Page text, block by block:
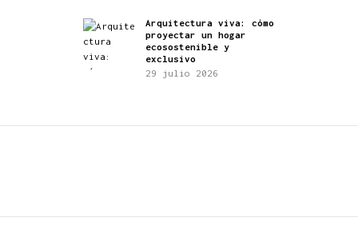
Arquitectura viva: cómo
proyectar un hogar
ecosostenible y
exclusivo
29 julio 2026